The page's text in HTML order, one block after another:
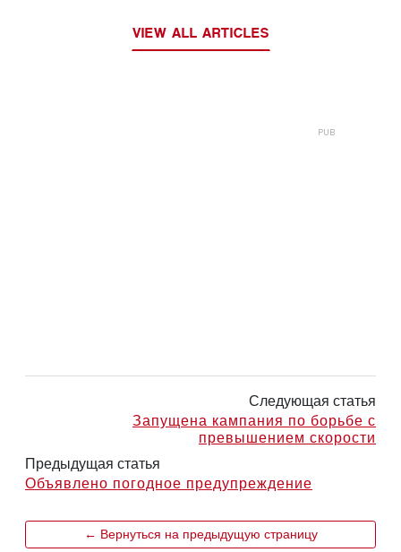
VIEW ALL ARTICLES
Следующая статья
Запущена кампания по борьбе с
превышением скорости
Предыдущая статья
Объявлено погодное предупреждение
← Вернуться на предыдущую страницу